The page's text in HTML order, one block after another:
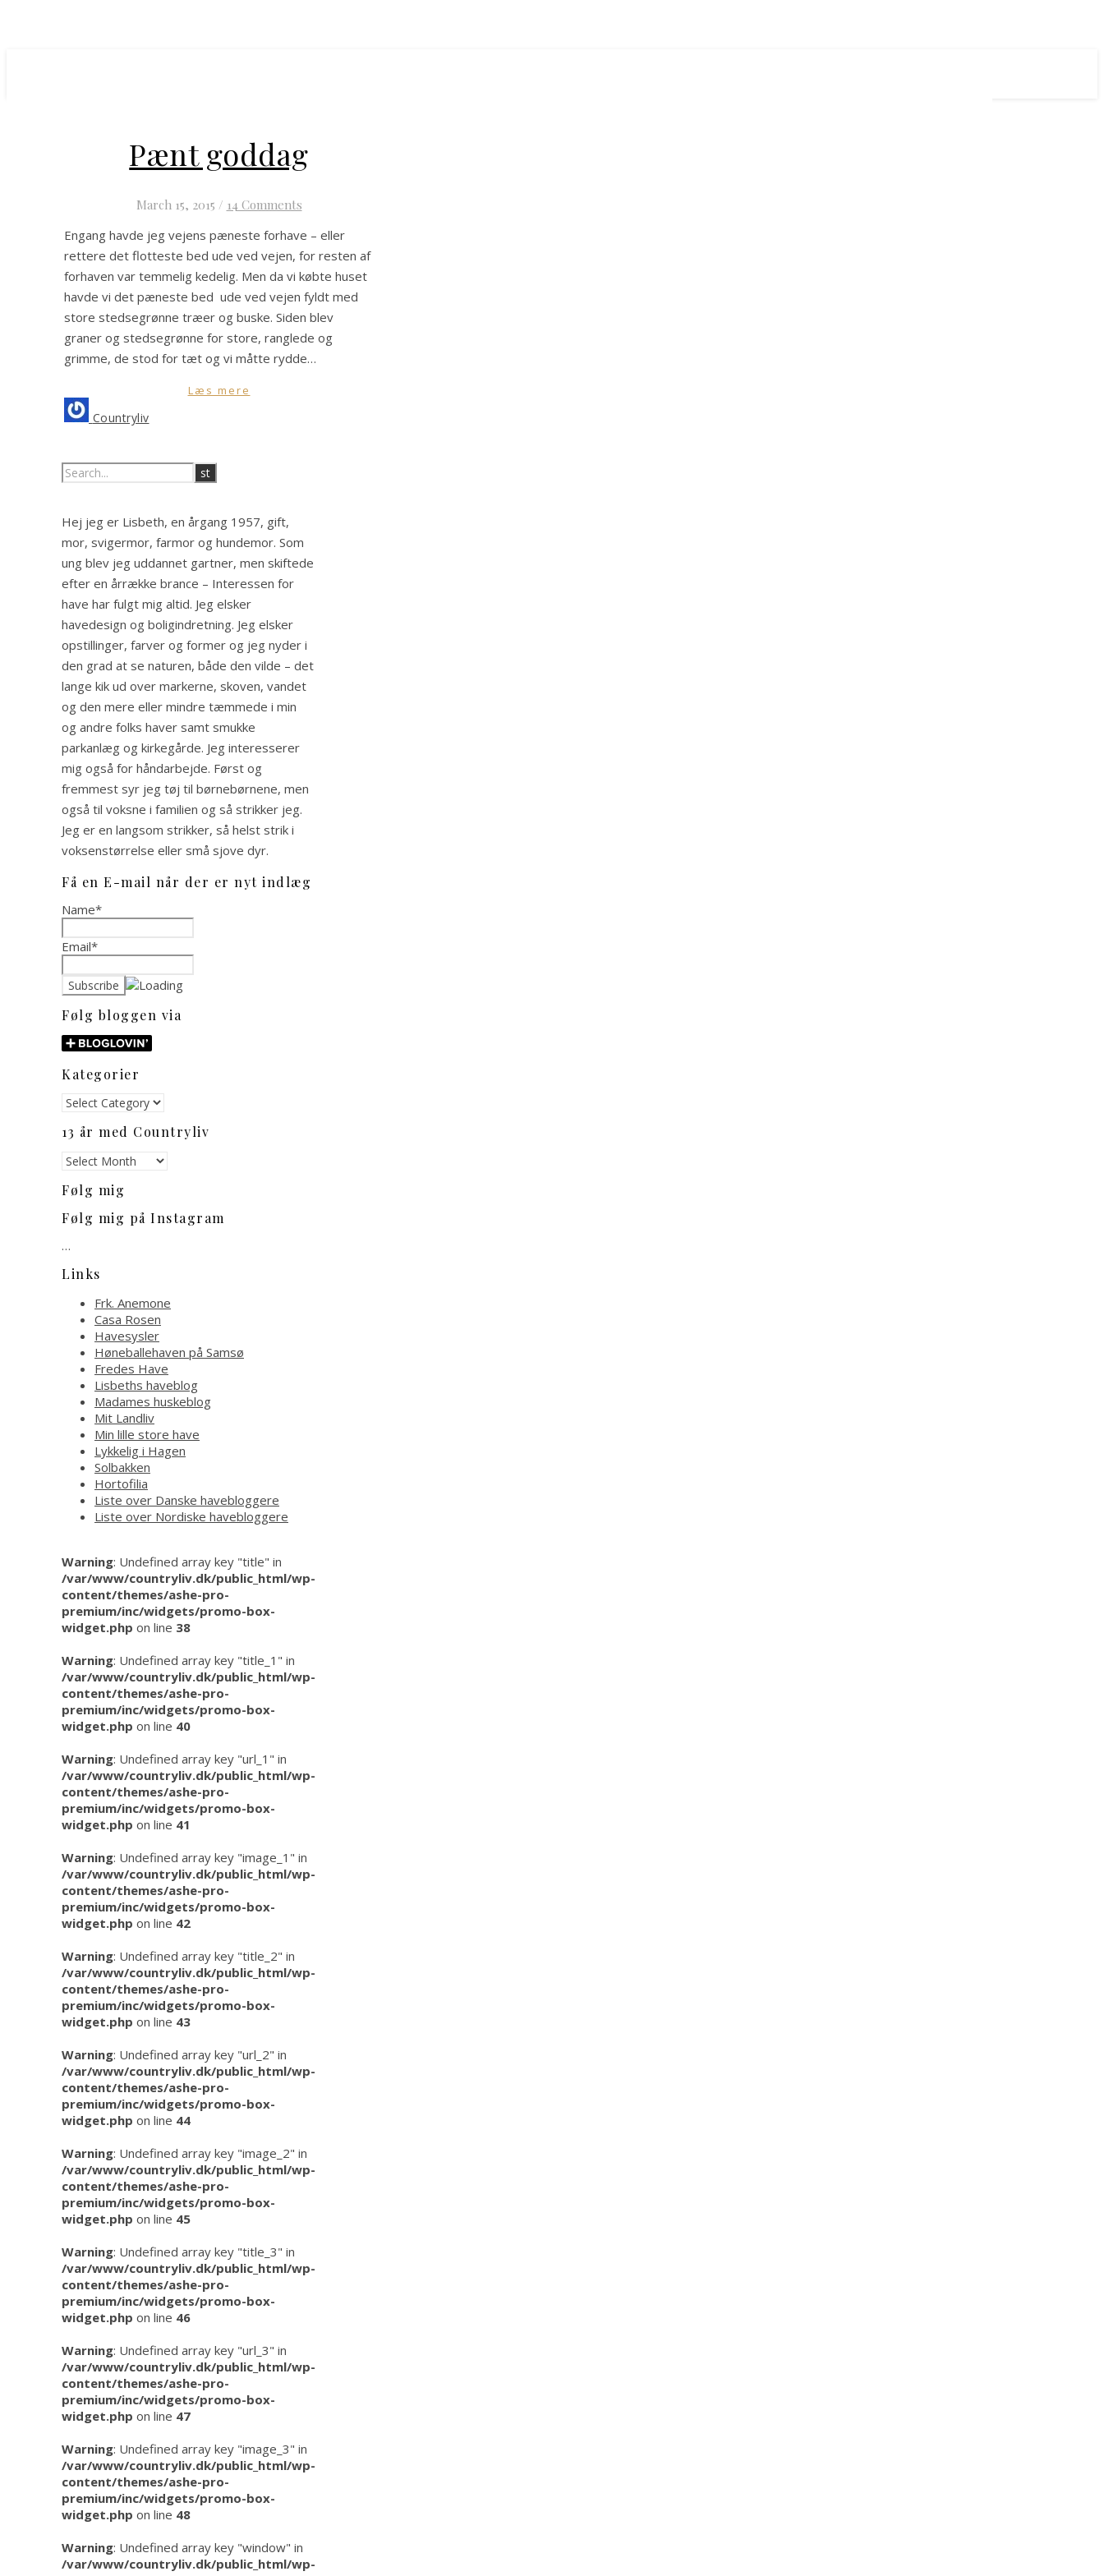
Pænt goddag
March 15, 2015 / 14 Comments
Engang havde jeg vejens pæneste forhave – eller
rettere det flotteste bed ude ved vejen, for resten af
forhaven var temmelig kedelig. Men da vi købte huset
havde vi det pæneste bed ude ved vejen fyldt med
store stedsegrønne træer og buske. Siden blev
graner og stedsegrønne for store, ranglede og
grimme, de stod for tæt og vi måtte rydde…
Læs mere
Countryliv
Hej jeg er Lisbeth, en årgang 1957, gift,
mor, svigermor, farmor og hundemor. Som
ung blev jeg uddannet gartner, men skiftede
efter en årrække brance – Interessen for
have har fulgt mig altid. Jeg elsker
havedesign og boligindretning. Jeg elsker
opstillinger, farver og former og jeg nyder i
den grad at se naturen, både den vilde – det
lange kik ud over markerne, skoven, vandet
og den mere eller mindre tæmmede i min
og andre folks haver samt smukke
parkanlæg og kirkegårde. Jeg interesserer
mig også for håndarbejde. Først og
fremmest syr jeg tøj til børnebørnene, men
også til voksne i familien og så strikker jeg.
Jeg er en langsom strikker, så helst strik i
voksenstørrelse eller små sjove dyr.
Få en E-mail når der er nyt indlæg
Name*
Email*
Følg bloggen via
Kategorier
Kategorier
13 år med Countryliv
13
med
Countryliv
Følg mig
Følg mig på Instagram
…
Links
Frk. Anemone
Casa Rosen
Havesysler
Høneballehaven på Samsø
Fredes Have
Lisbeths haveblog
Madames huskeblog
Mit Landliv
Min lille store have
Lykkelig i Hagen
Solbakken
Hortofilia
Liste over Danske havebloggere
Liste over Nordiske havebloggere
Warning: Undefined array key "title" in
/var/www/countryliv.dk/public_html/wp-
content/themes/ashe-pro-
premium/inc/widgets/promo-box-
widget.php on line 38
Warning: Undefined array key "title_1" in
/var/www/countryliv.dk/public_html/wp-
content/themes/ashe-pro-
premium/inc/widgets/promo-box-
widget.php on line 40
Warning: Undefined array key "url_1" in
/var/www/countryliv.dk/public_html/wp-
content/themes/ashe-pro-
premium/inc/widgets/promo-box-
widget.php on line 41
Warning: Undefined array key "image_1" in
/var/www/countryliv.dk/public_html/wp-
content/themes/ashe-pro-
premium/inc/widgets/promo-box-
widget.php on line 42
Warning: Undefined array key "title_2" in
/var/www/countryliv.dk/public_html/wp-
content/themes/ashe-pro-
premium/inc/widgets/promo-box-
widget.php on line 43
Warning: Undefined array key "url_2" in
/var/www/countryliv.dk/public_html/wp-
content/themes/ashe-pro-
premium/inc/widgets/promo-box-
widget.php on line 44
Warning: Undefined array key "image_2" in
/var/www/countryliv.dk/public_html/wp-
content/themes/ashe-pro-
premium/inc/widgets/promo-box-
widget.php on line 45
Warning: Undefined array key "title_3" in
/var/www/countryliv.dk/public_html/wp-
content/themes/ashe-pro-
premium/inc/widgets/promo-box-
widget.php on line 46
Warning: Undefined array key "url_3" in
/var/www/countryliv.dk/public_html/wp-
content/themes/ashe-pro-
premium/inc/widgets/promo-box-
widget.php on line 47
Warning: Undefined array key "image_3" in
/var/www/countryliv.dk/public_html/wp-
content/themes/ashe-pro-
premium/inc/widgets/promo-box-
widget.php on line 48
Warning: Undefined array key "window" in
/var/www/countryliv.dk/public_html/wp-